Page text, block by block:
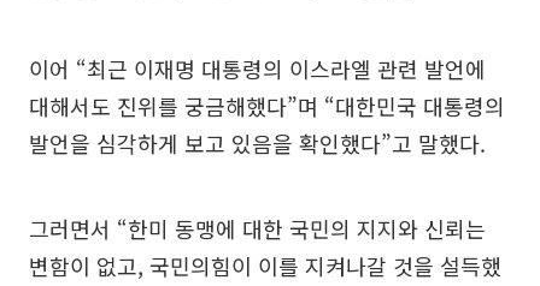
이어 “최근 이재명 대통령의 이스라엘 관련 발언에
대해서도 진위를 궁금해했다”며 “대한민국 대통령의
발언을 심각하게 보고 있음을 확인했다”고 말했다.
그러면서 “한미 동맹에 대한 국민의 지지와 신뢰는
변함이 없고, 국민의힘이 이를 지켜나갈 것을 설득했